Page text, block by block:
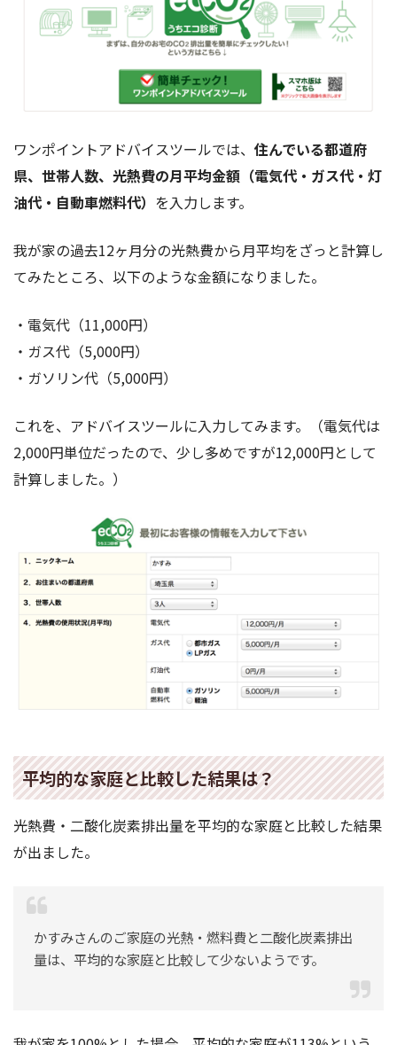
ワンポイントアドバイスツールでは、 住んでいる都道府
県、世帯人数、光熱費の月平均金額（電気代・ガス代・灯
油代・自動車燃料代） を入力します。
我が家の過去12ヶ月分の光熱費から月平均をざっと計算し
てみたところ、以下のような金額になりました。
・電気代（11,000円）
・ガス代（5,000円）
・ガソリン代（5,000円）
これを、アドバイスツールに入力してみます。（電気代は
2,000円単位だったので、少し多めですが12,000円として
計算しました。）
平均的な家庭と比較した結果は？
光熱費・二酸化炭素排出量を平均的な家庭と比較した結果
が出ました。
かすみさんのご家庭の光熱・燃料費と二酸化炭素排出
量は、平均的な家庭と比較して少ないようです。